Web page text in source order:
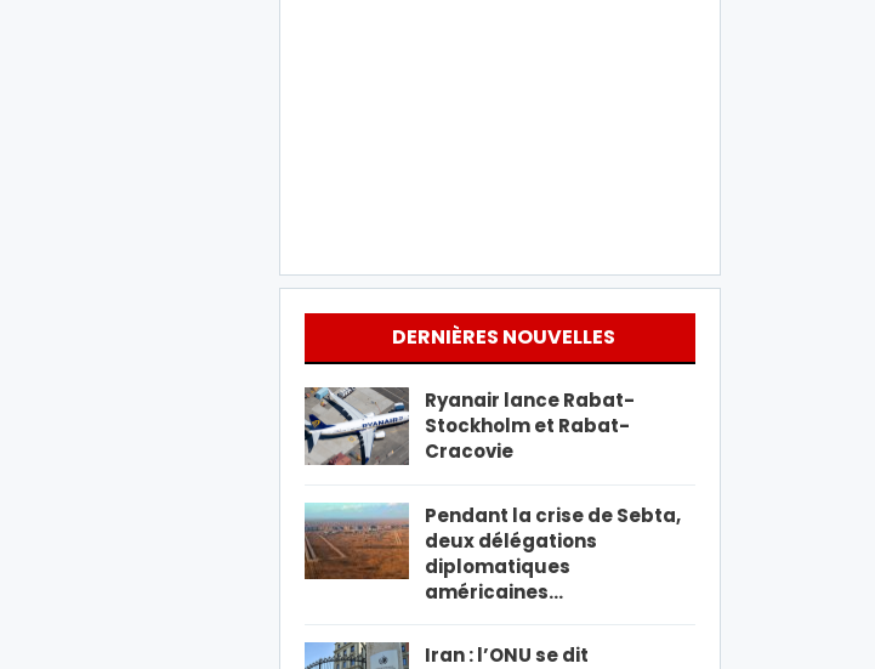
DERNIÈRES NOUVELLES
Ryanair lance Rabat-
Stockholm et Rabat-
Cracovie
Pendant la crise de Sebta,
deux délégations
diplomatiques
américaines…
Iran : l’ONU se dit